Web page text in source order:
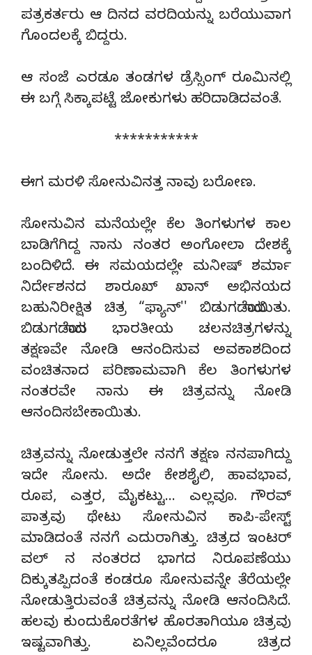
ಪತ್ರಕರ್ತರು ಆ ದಿನದ ವರದಿಯನ್ನು ಬರೆಯುವಾಗ
ಗೊಂದಲಕ್ಕೆ ಬಿದ್ದರು.
ಆ ಸಂಜೆ ಎರಡೂ ತಂಡಗಳ ಡ್ರೆಸ್ಸಿಂಗ್ ರೂಮಿನಲ್ಲಿ
ಈ ಬಗ್ಗೆ ಸಿಕ್ಕಾಪಟ್ಟೆ ಜೋಕುಗಳು ಹರಿದಾಡಿದವಂತೆ.
***********
ಈಗ ಮರಳಿ ಸೋನುವಿನತ್ತ ನಾವು ಬರೋಣ.
ಸೋನುವಿನ ಮನೆಯಲ್ಲೇ ಕೆಲ ತಿಂಗಳುಗಳ ಕಾಲ
ಬಾಡಿಗೆಗಿದ್ದ ನಾನು ನಂತರ ಅಂಗೋಲಾ ದೇಶಕ್ಕೆ
ಬಂದಿಳಿದೆ. ಈ ಸಮಯದಲ್ಲೇ ಮನೀಷ್ ಶರ್ಮಾ
ನಿರ್ದೇಶನದ ಶಾರೂಖ್ ಖಾನ್ ಅಭಿನಯದ
ಬಹುನಿರೀಕ್ಷಿತ ಚಿತ್ರ “ಫ್ಯಾನ್'' ಬಿಡುಗಡೆಯಾಯಿತು.
ಬಿಡುಗಡೆಯಾದ ಭಾರತೀಯ ಚಲನಚಿತ್ರಗಳನ್ನು
ತಕ್ಷಣವೇ ನೋಡಿ ಆನಂದಿಸುವ ಅವಕಾಶದಿಂದ
ವಂಚಿತನಾದ ಪರಿಣಾಮವಾಗಿ ಕೆಲ ತಿಂಗಳುಗಳ
ನಂತರವೇ ನಾನು ಈ ಚಿತ್ರವನ್ನು ನೋಡಿ
ಆನಂದಿಸಬೇಕಾಯಿತು.
ಚಿತ್ರವನ್ನು ನೋಡುತ್ತಲೇ ನನಗೆ ತಕ್ಷಣ ನನಪಾಗಿದ್ದು
ಇದೇ ಸೋನು. ಅದೇ ಕೇಶಶೈಲಿ, ಹಾವಭಾವ,
ರೂಪ, ಎತ್ತರ, ಮೈಕಟ್ಟು… ಎಲ್ಲವೂ. ಗೌರವ್
ಪಾತ್ರವು ಥೇಟು ಸೋನುವಿನ ಕಾಪಿ-ಪೇಸ್ಟ್
ಮಾಡಿದಂತೆ ನನಗೆ ಎದುರಾಗಿತ್ತು. ಚಿತ್ರದ ಇಂಟರ್
ವಲ್ ನ ನಂತರದ ಭಾಗದ ನಿರೂಪಣೆಯು
ದಿಕ್ಕುತಪ್ಪಿದಂತೆ ಕಂಡರೂ ಸೋನುವನ್ನೇ ತೆರೆಯಲ್ಲೇ
ನೋಡುತ್ತಿರುವಂತೆ ಚಿತ್ರವನ್ನು ನೋಡಿ ಆನಂದಿಸಿದೆ.
ಹಲವು ಕುಂದುಕೊರತೆಗಳ ಹೊರತಾಗಿಯೂ ಚಿತ್ರವು
ಇಷ್ಟವಾಗಿತ್ತು. ಏನಿಲ್ಲವೆಂದರೂ ಚಿತ್ರದ